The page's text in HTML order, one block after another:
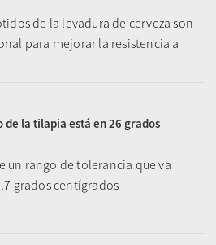
de la levadura de cerveza son
para mejorar la resistencia a
la tilapia está en 26 grados
un rango de tolerancia que va
grados centígrados